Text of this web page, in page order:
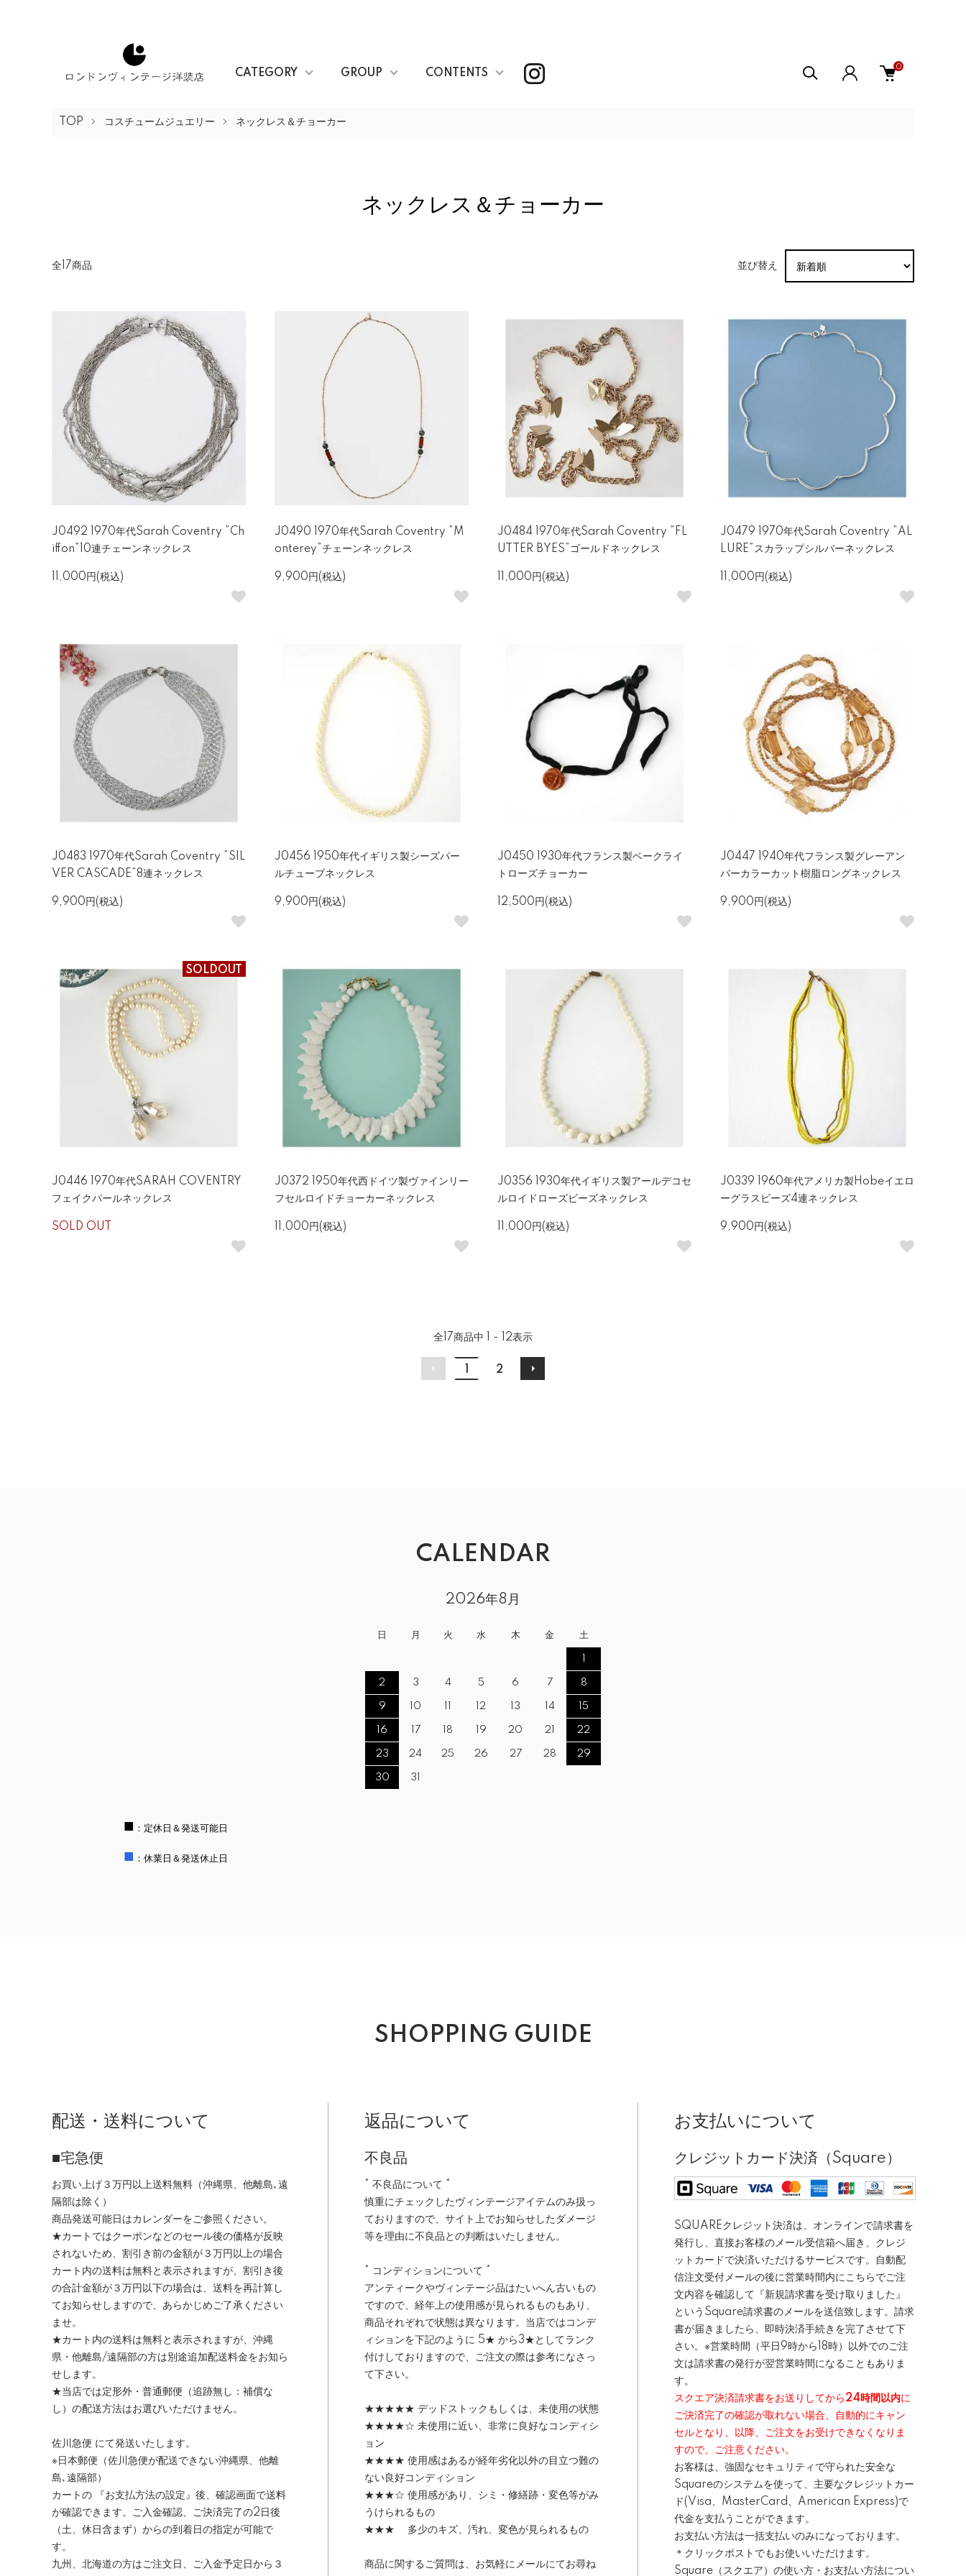
CATEGORY GROUP CONTENTS
0
TOP コスチュームジュエリー ネックレス＆チョーカー
ネックレス＆チョーカー
全17商品 並び替え
J0492 1970年代Sarah Coventry ”Ch
iffon”10連チェーンネックレス
11,000円(税込)
J0490 1970年代Sarah Coventry ”M
onterey”チェーンネックレス
9,900円(税込)
J0484 1970年代Sarah Coventry ”FL
UTTER BYES”ゴールドネックレス
11,000円(税込)
J0479 1970年代Sarah Coventry ”AL
LURE”スカラップシルバーネックレス
11,000円(税込)
J0483 1970年代Sarah Coventry ”SIL
VER CASCADE”8連ネックレス
9,900円(税込)
J0456 1950年代イギリス製シーズパー
ルチューブネックレス
9,900円(税込)
J0450 1930年代フランス製ベークライ
トローズチョーカー
12,500円(税込)
J0447 1940年代フランス製グレーアン
バーカラーカット樹脂ロングネックレス
9,900円(税込)
SOLDOUT
J0446 1970年代SARAH COVENTRY
フェイクパールネックレス
SOLD OUT
J0372 1950年代西ドイツ製ヴァインリー
フセルロイドチョーカーネックレス
11,000円(税込)
J0356 1930年代イギリス製アールデコセ
ルロイドローズビーズネックレス
11,000円(税込)
J0339 1960年代アメリカ製Hobeイエロ
ーグラスビーズ4連ネックレス
9,900円(税込)
全 17商品中 1 - 12表示
2
CALENDAR
2026年8月
日 月 火 水 木 金 土
2 3 4 5 6 7 8
9 10 12 13 14 15
16 17 18 19 20 21 22
23 24 25 26 27 28 29
30 31
■ ：定休日＆発送可能日
■ ：休業日＆発送休止日
SHOPPING GUIDE
配送・送料について
■宅急便
お買い上げ３万円以上送料無料（沖縄県、他離島､遠
隔部は除く）
商品発送可能日はカレンダーをご参照ください。
★カートではクーポンなどのセール後の価格が反映
されないため、割引き前の金額が３万円以上の場合
カート内の送料は無料と表示されますが、割引き後
の合計金額が３万円以下の場合は、送料を再計算し
てお知らせしますので、あらかじめご了承ください
ませ。
★カート内の送料は無料と表示されますが、沖縄
県・他離島/遠隔部の方は別途追加配送料金をお知ら
せします。
★当店では定形外・普通郵便（追跡無し：補償な
し）の配送方法はお選びいただけません。
佐川急便 にて発送いたします。
※日本郵便（佐川急便が配送できない沖縄県、他離
島､遠隔部）
カートの 『お支払方法の設定』後、確認画面で送料
が確認できます。ご入金確認、ご決済完了の2日後
（土、休日含まず）からの到着日の指定が可能で
す。
九州、北海道の方はご注文日、ご入金予定日から３
返品について
不良品
* 不良品について *
慎重にチェックしたヴィンテージアイテムのみ扱っ
ておりますので、サイト上でお知らせしたダメージ
等を理由に不良品との判断はいたしません。
* コンディションについて *
アンティークやヴィンテージ品はたいへん古いもの
ですので、経年上の使用感が見られるものもあり、
商品それぞれで状態は異なります。当店ではコンデ
ィションを下記のように 5★ から3★としてランク
付けしておりますので、ご注文の際は参考になさっ
て下さい。
★★★★★ デッドストックもしくは、未使用の状態
★★★★☆ 未使用に近い、非常に良好なコンディシ
ョン
★★★★ 使用感はあるが経年劣化以外の目立つ難の
ない良好コンディション
★★★☆ 使用感があり、シミ・修繕跡・変色等がみ
うけられるもの
★★★ 多少のキズ、汚れ、変色が見られるもの
商品に関するご質問は、お気軽にメールにてお尋ね
お支払いについて
クレジットカード決済（Square）
SQUAREクレジット決済は、オンラインで請求書を
発行し、直接お客様のメール受信箱へ届き、クレジ
ットカードで決済いただけるサービスです。自動配
信注文受付メールの後に営業時間内にこちらでご注
文内容を確認して『新規請求書を受け取りました』
というSquare請求書のメールを送信致します。請求
書が届きましたら、即時決済手続きを完了させて下
さい。※営業時間（平日9時から18時）以外でのご注
文は請求書の発行が翌営業時間になることもありま
す。
スクエア決済請求書をお送りしてから24時間以内に
ご決済完了の確認が取れない場合、自動的にキャン
セルとなり、以降、ご注文をお受けできなくなりま
すので、ご注意ください。
お客様は、強固なセキュリティで守られた安全な
Squareのシステムを使って、主要なクレジットカー
ド(Visa、MasterCard、American Express)で
代金を支払うことができます。
お支払い方法は一括支払いのみになっております。
＊クリックポストでもお使いいただけます。
Square（スクエア）の使い方・お支払い方法につい